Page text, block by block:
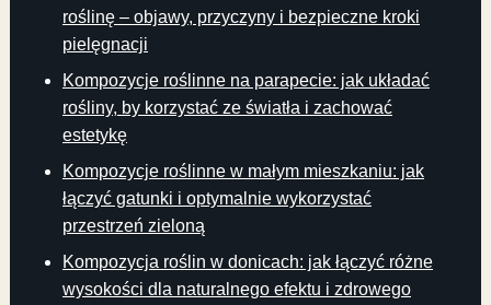
roślinę – objawy, przyczyny i bezpieczne kroki
pielęgnacji
Kompozycje roślinne na parapecie: jak układać
rośliny, by korzystać ze światła i zachować
estetykę
Kompozycje roślinne w małym mieszkaniu: jak
łączyć gatunki i optymalnie wykorzystać
przestrzeń zieloną
Kompozycja roślin w donicach: jak łączyć różne
wysokości dla naturalnego efektu i zdrowego